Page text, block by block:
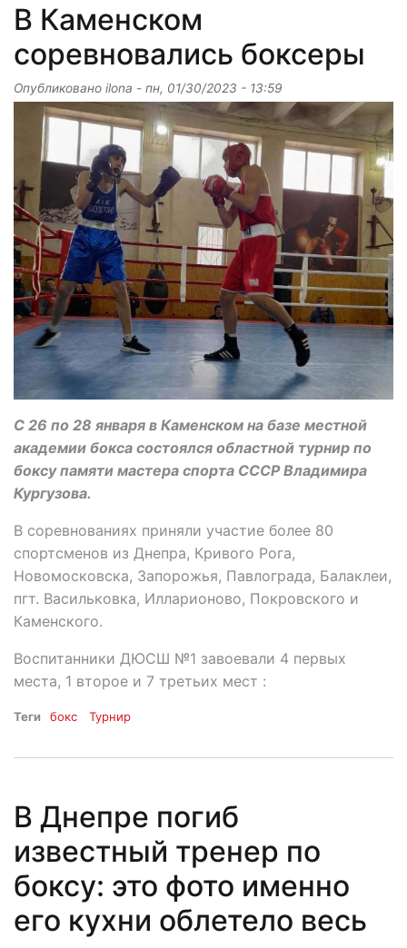
В Каменском
соревновались боксеры
Опубликовано ilona - пн, 01/30/2023 - 13:59
С 26 по 28 января в Каменском на базе местной
академии бокса состоялся областной турнир по
боксу памяти мастера спорта СССР Владимира
Кургузова.
В соревнованиях приняли участие более 80
спортсменов из Днепра, Кривого Рога,
Новомосковска, Запорожья, Павлограда, Балаклеи,
пгт. Васильковка, Илларионово, Покровского и
Каменского.
Воспитанники ДЮСШ №1 завоевали 4 первых
места, 1 второе и 7 третьих мест :
Теги бокс Турнир
В Днепре погиб
известный тренер по
боксу: это фото именно
его кухни облетело весь